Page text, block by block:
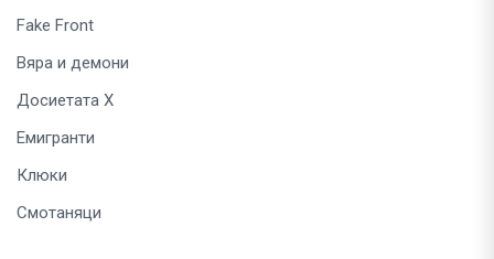
Fake Front
Вяра и демони
Досиетата Х
Емигранти
Клюки
Смотаняци